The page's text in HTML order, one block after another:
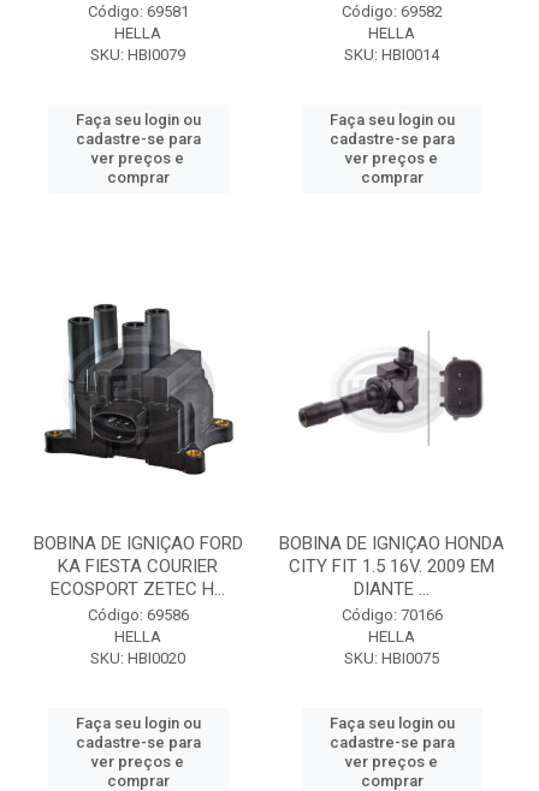
Código: 69581
HELLA
SKU: HBI0079
Faça seu login ou
cadastre-se para
ver preços e
comprar
Código: 69582
HELLA
SKU: HBI0014
Faça seu login ou
cadastre-se para
ver preços e
comprar
BOBINA DE IGNIÇAO FORD
KA FIESTA COURIER
ECOSPORT ZETEC H...
Código: 69586
HELLA
SKU: HBI0020
Faça seu login ou
cadastre-se para
ver preços e
comprar
BOBINA DE IGNIÇAO HONDA
CITY FIT 1.5 16V. 2009 EM
DIANTE ...
Código: 70166
HELLA
SKU: HBI0075
Faça seu login ou
cadastre-se para
ver preços e
comprar